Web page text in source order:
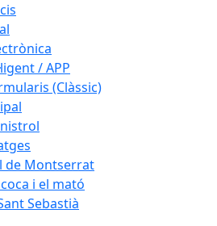
/ APP
(Clàssic)
de Montserrat
i el mató
Sebastià